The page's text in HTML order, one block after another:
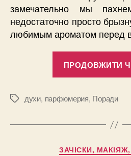
замечательно мы
недостаточно просто
любимым ароматом перед
ПРОДОВЖИТИ
Позначки
духи, парфюмерия, Поради
ЗАЧІСКИ,